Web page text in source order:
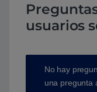
usuarios
No hay
una pregunta